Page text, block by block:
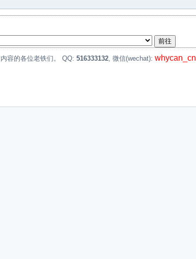
容的各位老铁们。 QQ: 516333132, 微信(wechat): whycan_cn